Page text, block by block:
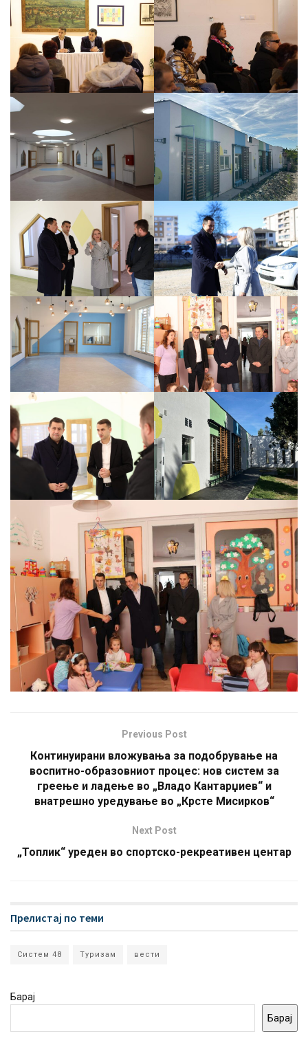
Previous Post
Континуирани вложувања за подобрување на
воспитно-образовниот процес: нов систем за
греење и ладење во „Владо Кантарџиев“ и
внатрешно уредување во „Крсте Мисирков“
Next Post
„Топлик“ уреден во спортско-рекреативен центар
Прелистај по теми
Систем 48 Туризам вести
Барај
Барај